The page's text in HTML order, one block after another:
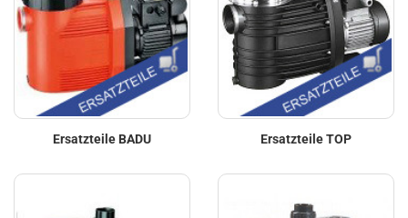
Ersatzteile BADU Ersatzteile TOP